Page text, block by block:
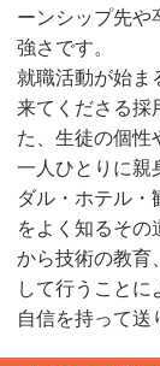
ーンシップ先や
強さです。
就職活動が始ま
来てくださる採
た、生徒の個性
一人ひとりに親
ダル・ホテル・
をよく知るその
から技術の教育
して行うこと
自信を持って送